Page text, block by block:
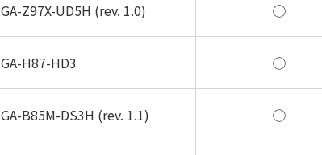
GA-Z97X-UD5H (rev. 1.0) ◯
GA-H87-HD3 ◯
GA-B85M-DS3H (rev. 1.1) ◯